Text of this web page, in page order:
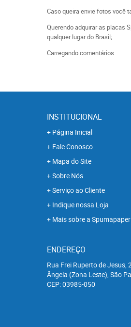
Caso queira envie fotos você
Querendo adquirar as placas
qualquer lugar do Brasil;
Carregando comentários ...
INSTITUCIONAL
Página Inicial
Fale Conosco
Mapa do Site
Sobre Nós
Serviço ao Cliente
Indique nossa Loja
Mais sobre a Spumapaper
ENDEREÇO
Rua Frei Ruperto de Jesus,
Ângela (Zona Leste), São
CEP: 03985-050